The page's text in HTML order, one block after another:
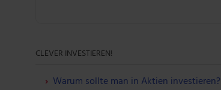
CLEVER INVESTIEREN!
Warum sollte man in Aktien investieren?